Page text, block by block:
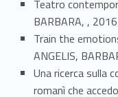
Teatro
BARBARA, , 2016
Train the
ANGELIS,
Una ricerca sulla
romanì che